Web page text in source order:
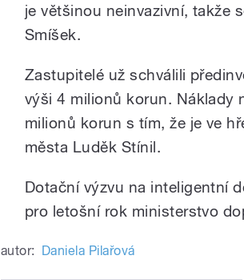
je většinou neinvazivní, takže
Smíšek.
Zastupitelé už schválili
výši 4 milionů korun. Náklady
milionů korun s tím, že je ve
města Luděk Stínil.
Dotační výzvu na inteligentní
pro letošní rok ministerstvo
autor: Daniela Pilařová